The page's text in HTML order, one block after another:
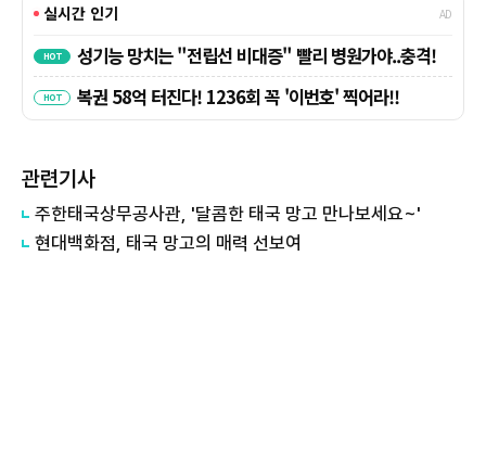
관련기사
주한태국상무공사관, '달콤한 태국 망고 만나보세요~'
현대백화점, 태국 망고의 매력 선보여